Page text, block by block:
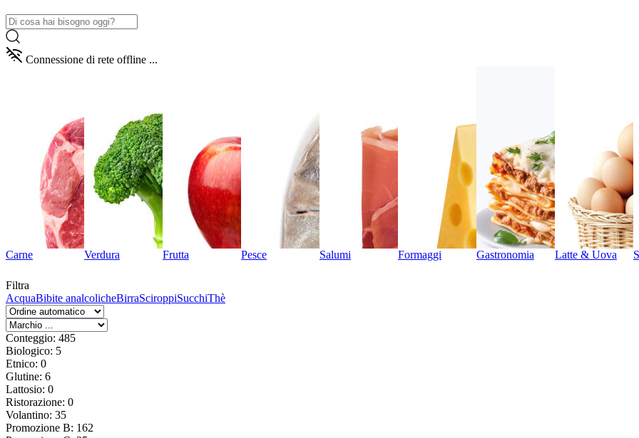
Connessione di rete offline ...
Carne Verdura Frutta Pesce Salumi Formaggi Gastronomia Latte & Uova
Filtra
AcquaBibite analcolicheBirraSciroppiSucchiThè
Conteggio: 485
Biologico: 5
Etnico: 0
Glutine: 6
Lattosio: 0
Ristorazione: 0
Volantino: 35
Promozione B: 162